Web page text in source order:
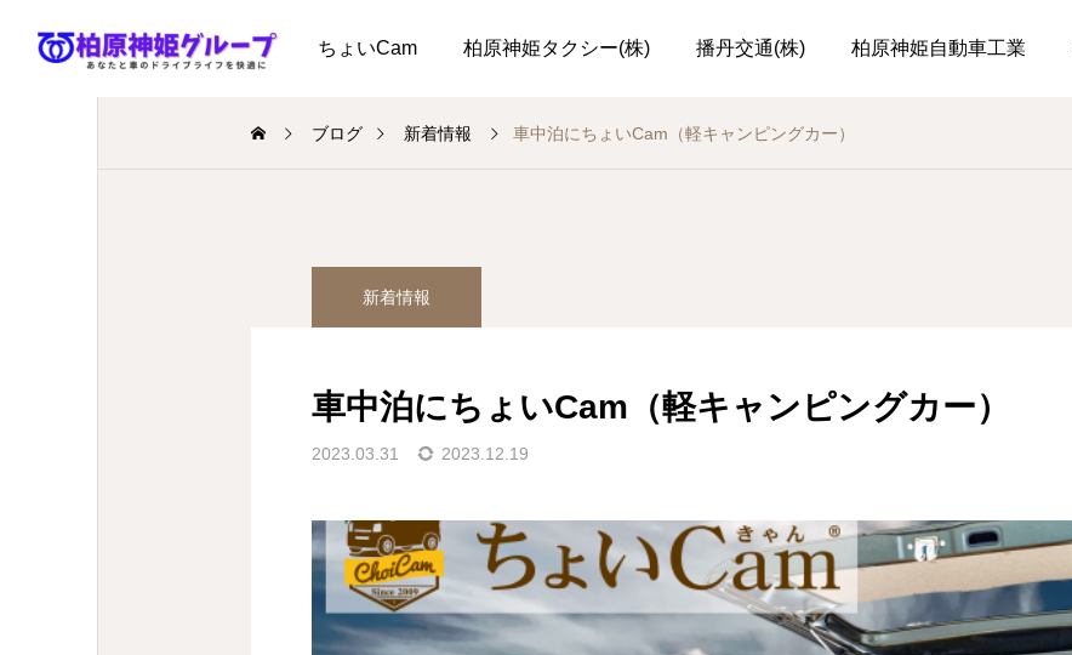
ちょいCam 柏原神姫タクシー(株) 播丹交通(株) 柏原神姫自動車工業
ブログ 新着情報 車中泊にちょいCam（軽キャンピングカー）
新着情報
車中泊にちょいCam（軽キャンピングカー）
2023.03.31 2023.12.19